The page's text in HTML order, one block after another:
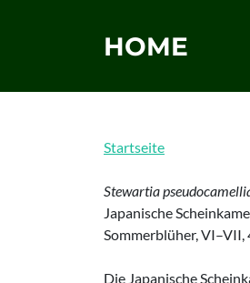
HOME
Startseite
Stewartia
Japanische
Sommerblüher,
Die Japanische